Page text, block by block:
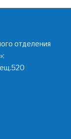
отделения